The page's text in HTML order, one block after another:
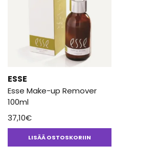
ESSE
Esse Make-up Remover
100ml
37,10€
LISÄÄ OSTOSKORIIN